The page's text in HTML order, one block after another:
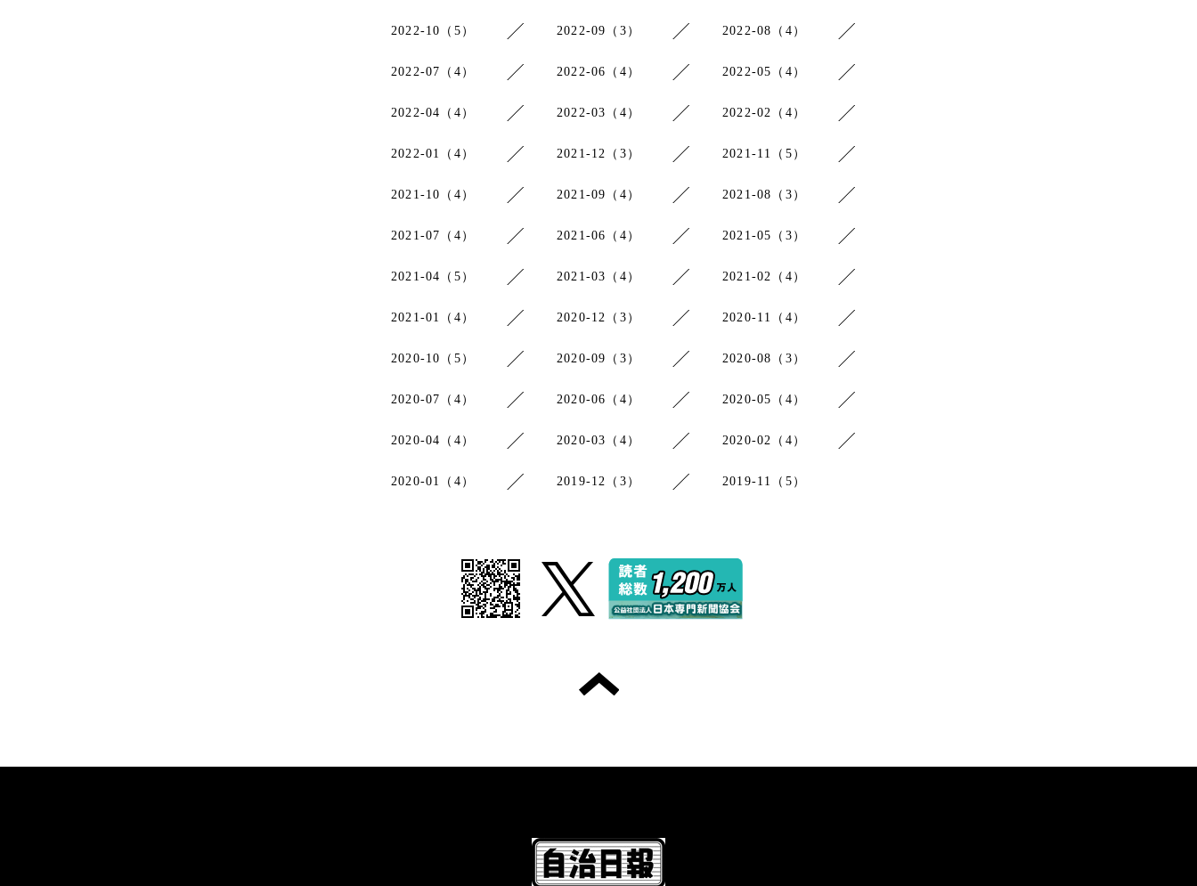
2022-10（5） 2022-09（3） 2022-08（4）
2022-07（4） 2022-06（4） 2022-05（4）
2022-04（4） 2022-03（4） 2022-02（4）
2022-01（4） 2021-12（3） 2021-11（5）
2021-10（4） 2021-09（4） 2021-08（3）
2021-07（4） 2021-06（4） 2021-05（3）
2021-04（5） 2021-03（4） 2021-02（4）
2021-01（4） 2020-12（3） 2020-11（4）
2020-10（5） 2020-09（3） 2020-08（3）
2020-07（4） 2020-06（4） 2020-05（4）
2020-04（4） 2020-03（4） 2020-02（4）
2020-01（4） 2019-12（3） 2019-11（5）